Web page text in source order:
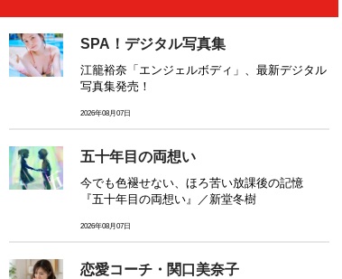
SPA！デジタル写真集
江籠裕奈「エンジェルボディ」、最新デジタル
写真集発売！
2026年08月07日
五十年目の両想い
今でも色褪せない、ほろ苦い放課後の記憶
『五十年目の両想い』／新堂冬樹
2026年08月07日
恋愛コーチ・関口美奈子